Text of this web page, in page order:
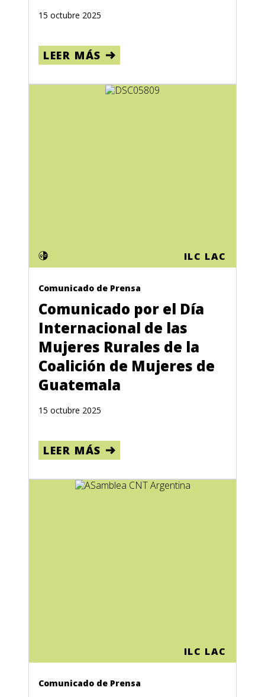
15 octubre 2025
LEER MÁS
ILC LAC
Comunicado de Prensa
Comunicado por el Día
Internacional de las
Mujeres Rurales de la
Coalición de Mujeres de
Guatemala
15 octubre 2025
LEER MÁS
ILC LAC
Comunicado de Prensa